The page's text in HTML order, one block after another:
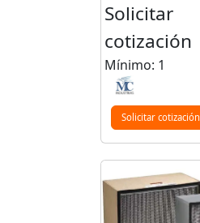
Solicitar
cotización
Mínimo: 1
Solicitar cotización